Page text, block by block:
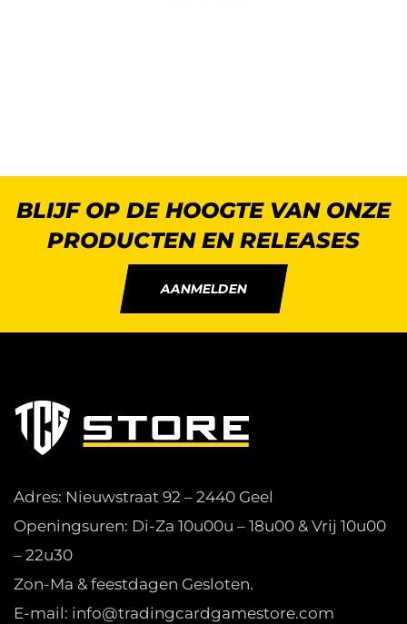
BLIJF OP DE HOOGTE VAN ONZE
PRODUCTEN EN RELEASES
AANMELDEN
Adres: Nieuwstraat 92 – 2440 Geel
Openingsuren: Di-Za 10u00u – 18u00 & Vrij 10u00
– 22u30
Zon-Ma & feestdagen Gesloten.
E-mail: info@tradingcardgamestore.com